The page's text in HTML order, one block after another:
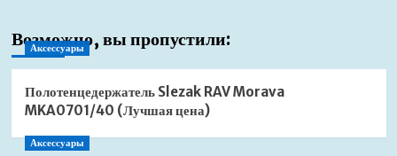
Возможно, вы пропустили:
Аксессуары
Полотенцедержатель Slezak RAV Morava
MKA0701/40 (Лучшая цена)
Аксессуары